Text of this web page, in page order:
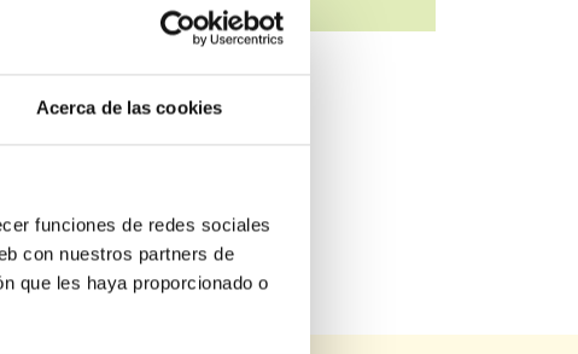
Acerca de las cookies
funciones de redes sociales
con nuestros partners de
que les haya proporcionado o